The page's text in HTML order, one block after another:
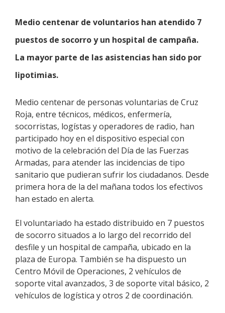
Medio centenar de voluntarios han atendido 7
puestos de socorro y un hospital de campaña.
La mayor parte de las asistencias han sido por
lipotimias.
Medio centenar de personas voluntarias de Cruz
Roja, entre técnicos, médicos, enfermería,
socorristas, logístas y operadores de radio, han
participado hoy en el dispositivo especial con
motivo de la celebración del Día de las Fuerzas
Armadas, para atender las incidencias de tipo
sanitario que pudieran sufrir los ciudadanos. Desde
primera hora de la del mañana todos los efectivos
han estado en alerta.
El voluntariado ha estado distribuido en 7 puestos
de socorro situados a lo largo del recorrido del
desfile y un hospital de campaña, ubicado en la
plaza de Europa. También se ha dispuesto un
Centro Móvil de Operaciones, 2 vehículos de
soporte vital avanzados, 3 de soporte vital básico, 2
vehículos de logística y otros 2 de coordinación.